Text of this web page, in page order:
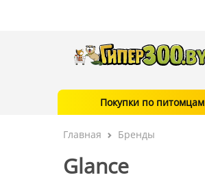
Покупки по питомцам
Главная Бренды
Glance